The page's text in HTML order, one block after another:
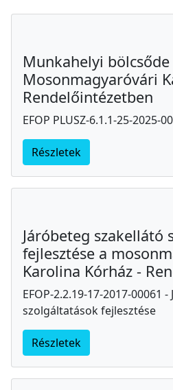
Munkahelyi
Mosonmagyaróvári
Rendelőintézetben
EFOP PLUSZ-6.1.1-25-2025-
Részletek
Járóbeteg szakellátó
fejlesztése a
Karolina Kórház -
EFOP-2.2.19-17-2017-00061
szolgáltatások fejlesztése
Részletek